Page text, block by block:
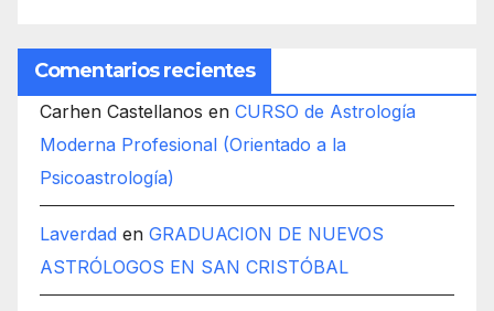
Comentarios recientes
Carhen Castellanos en CURSO de Astrología
Moderna Profesional (Orientado a la
Psicoastrología)
Laverdad en GRADUACION DE NUEVOS
ASTRÓLOGOS EN SAN CRISTÓBAL